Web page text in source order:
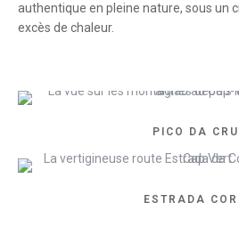
authentique en pleine nature, sous un
excès de chaleur.
PICO DA
ESTRADA